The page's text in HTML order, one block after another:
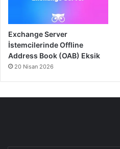
Exchange Server
İstemcilerinde Offline
Address Book (OAB) Eksik
20 Nisan 2026